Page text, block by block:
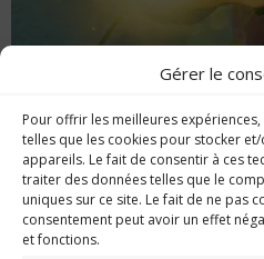
Gérer le
Pour offrir les meilleures
telles que les cookies pour stocker
appareils. Le fait de consentir à ces
traiter des données telles que le
uniques sur ce site. Le fait de ne pas
consentement peut avoir un effet
et fonctions.
ajouts occidentaux
Imerod.fr est un site traitant de